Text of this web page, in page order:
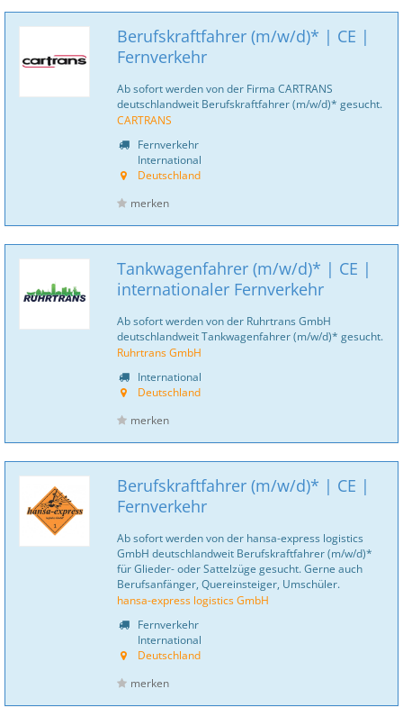
Berufskraftfahrer (m/w/d)* | CE |
Fernverkehr
Ab sofort werden von der Firma CARTRANS
deutschlandweit Berufskraftfahrer (m/w/d)* gesucht.
CARTRANS
Fernverkehr
International
Deutschland
merken
Tankwagenfahrer (m/w/d)* | CE |
internationaler Fernverkehr
Ab sofort werden von der Ruhrtrans GmbH
deutschlandweit Tankwagenfahrer (m/w/d)* gesucht.
Ruhrtrans GmbH
International
Deutschland
merken
Berufskraftfahrer (m/w/d)* | CE |
Fernverkehr
Ab sofort werden von der hansa-express logistics
GmbH deutschlandweit Berufskraftfahrer (m/w/d)*
für Glieder- oder Sattelzüge gesucht. Gerne auch
Berufsanfänger, Quereinsteiger, Umschüler.
hansa-express logistics GmbH
Fernverkehr
International
Deutschland
merken